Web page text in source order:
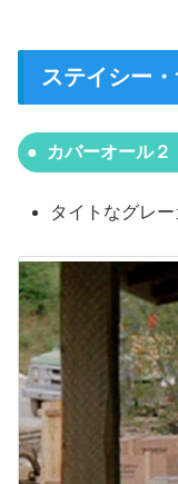
ステイシー
カバーオール２
タイトなグレ